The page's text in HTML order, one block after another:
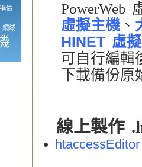
價
網域
PowerWeb
虛擬主機 、
HINET 虛
可自行編輯
下載備份原
線上製作
htaccessEditor